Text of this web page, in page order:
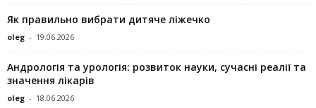
Як правильно вибрати дитяче ліжечко
oleg - 19.06.2026
Андрологія та урологія: розвиток науки, сучасні реалії та
значення лікарів
oleg - 18.06.2026